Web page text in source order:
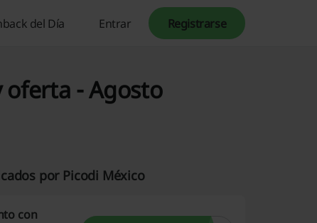
del Día Entrar Registrarse
oferta - Agosto
por Picodi México
con